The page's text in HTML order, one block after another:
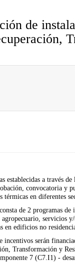
de
establecidas a través
convocatoria y
térmicas en diferentes
de 2 programas
servicios
en edificios no
incentivos serán
Transformación y
7 (C7.I1) -